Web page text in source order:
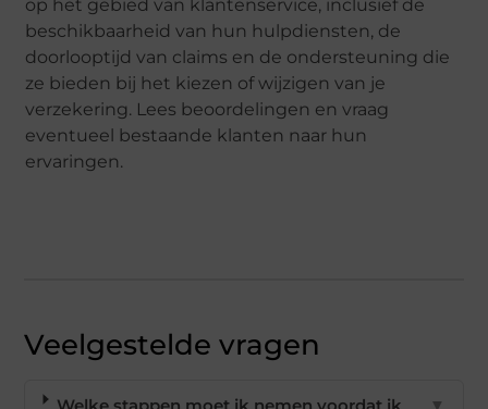
op het gebied van klantenservice, inclusief de
beschikbaarheid van hun hulpdiensten, de
doorlooptijd van claims en de ondersteuning die
ze bieden bij het kiezen of wijzigen van je
verzekering. Lees beoordelingen en vraag
eventueel bestaande klanten naar hun
ervaringen.
Veelgestelde vragen